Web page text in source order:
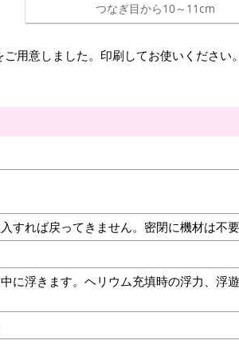
つなぎ目から10～11cm
用意しました。印刷してお使いください。
すれば戻ってきません。密閉に機材は不要
に浮きます。ヘリウム充填時の浮力、浮